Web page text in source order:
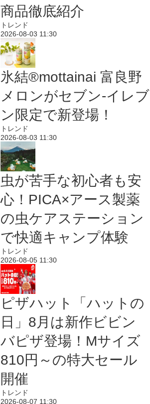
商品徹底紹介
トレンド
2026-08-03 11:30
氷結®mottainai 富良野
メロンがセブン‐イレブ
ン限定で新登場！
トレンド
2026-08-03 11:30
虫が苦手な初心者も安
心！PICA×アース製薬
の虫ケアステーション
で快適キャンプ体験
トレンド
2026-08-05 11:30
ピザハット「ハットの
日」8月は新作ビビン
バピザ登場！Mサイズ
810円～の特大セール
開催
トレンド
2026-08-07 11:30